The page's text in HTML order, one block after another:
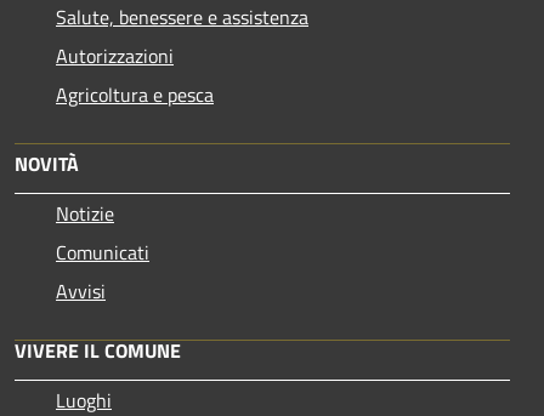
Salute, benessere e assistenza
Autorizzazioni
Agricoltura e pesca
NOVITÀ
Notizie
Comunicati
Avvisi
VIVERE IL COMUNE
Luoghi